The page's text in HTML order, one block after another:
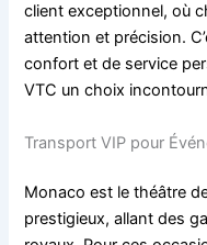
client exceptionnel, où
attention et précision.
confort et de service
VTC un choix
Transport VIP pour
Monaco est le théâtre
prestigieux, allant des